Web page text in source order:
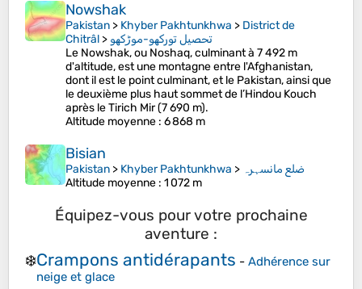
Nowshak
Pakistan > Khyber Pakhtunkhwa > District de
Chitrâl > تحصیل تورکھو-موڑکھو
Le Nowshak, ou Noshaq, culminant à 7 492 m
d'altitude, est une montagne entre l'Afghanistan,
dont il est le point culminant, et le Pakistan, ainsi que
le deuxième plus haut sommet de l’Hindou Kouch
après le Tirich Mir (7 690 m).
Altitude moyenne : 6 868 m
Bisian
Pakistan > Khyber Pakhtunkhwa > ضلع مانسہرہ
Altitude moyenne : 1 072 m
Équipez-vous pour votre prochaine
aventure :
❄️Crampons antidérapants - Adhérence sur
neige et glace